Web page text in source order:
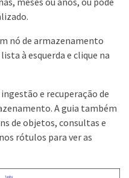
nó de armazenamento
à esquerda e clique na
e recuperação de
A guia também
de objetos, consultas e
rótulos para ver as